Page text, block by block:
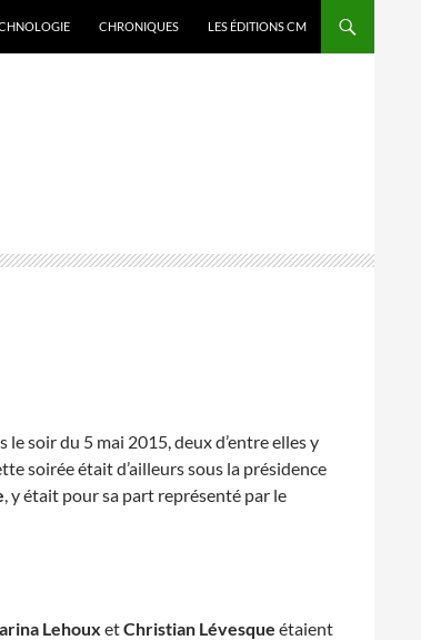
CHRONIQUES LES ÉDITIONS CM
soir du 5 mai 2015, deux d’entre elles y
soirée était d’ailleurs sous la présidence
, y était pour sa part représenté par le
Lehoux etChristian Lévesque étaient